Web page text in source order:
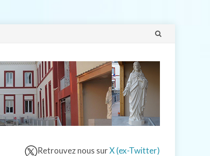
Aller
Retrouvez nous surX (ex-Twitter)